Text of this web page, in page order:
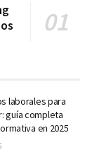
laborales para
guía completa
en 2025